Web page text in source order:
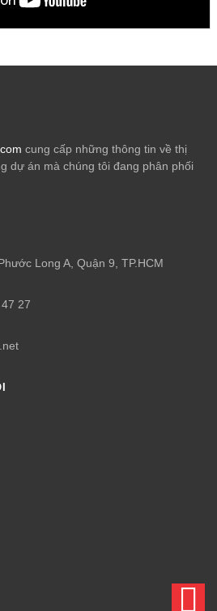
cung cấp những thông tin về thị
dự án mà chúng tôi đang phân phối
Long A, Quận 9, TP.HCM
27